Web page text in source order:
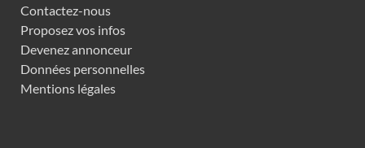
Contactez-nous
Proposez vos infos
Devenez annonceur
Données personnelles
Mentions légales